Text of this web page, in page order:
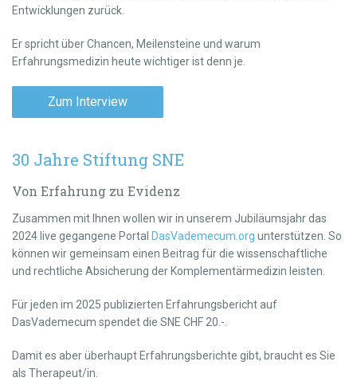
Entwicklungen zurück.
Er spricht über Chancen, Meilensteine und warum
Erfahrungsmedizin heute wichtiger ist denn je.
Zum Interview
30 Jahre Stiftung SNE
Von Erfahrung zu Evidenz
Zusammen mit Ihnen wollen wir in unserem Jubiläumsjahr das
2024 live gegangene Portal DasVademecum.org unterstützen. So
können wir gemeinsam einen Beitrag für die wissenschaftliche
und rechtliche Absicherung der Komplementärmedizin leisten.
Für jeden im 2025 publizierten Erfahrungsbericht auf
DasVademecum spendet die SNE CHF 20.-.
Damit es aber überhaupt Erfahrungsberichte gibt, braucht es Sie
als Therapeut/in.